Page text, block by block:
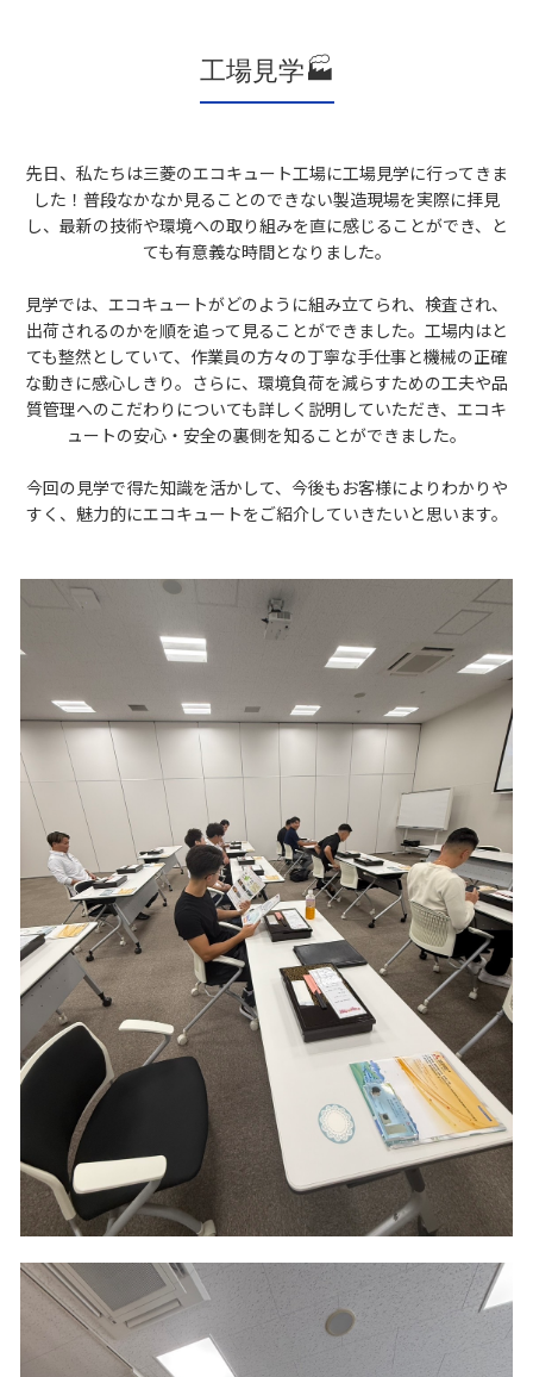
工場見学🏭
先日、私たちは三菱のエコキュート工場に工場見学に行ってきま
した！普段なかなか見ることのできない製造現場を実際に拝見
し、最新の技術や環境への取り組みを直に感じることができ、と
ても有意義な時間となりました。
見学では、エコキュートがどのように組み立てられ、検査され、
出荷されるのかを順を追って見ることができました。工場内はと
ても整然としていて、作業員の方々の丁寧な手仕事と機械の正確
な動きに感心しきり。さらに、環境負荷を減らすための工夫や品
質管理へのこだわりについても詳しく説明していただき、エコキ
ュートの安心・安全の裏側を知ることができました。
今回の見学で得た知識を活かして、今後もお客様によりわかりや
すく、魅力的にエコキュートをご紹介していきたいと思います。